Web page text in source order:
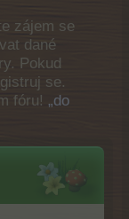
zájem se
dané
Pokud
se.
fóru! „do